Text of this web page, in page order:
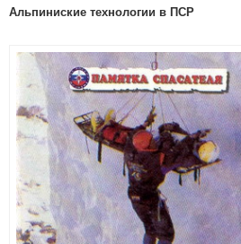
Альпиниские технологии в ПСР